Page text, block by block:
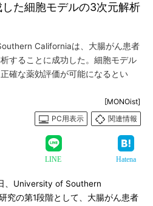
た細胞モデルの3次元解析
Californiaは、大腸がん患者
することに成功した。細胞モデル
確な薬効評価が可能になるとい
[MONOist]
PC用表示
関連情報
LINE Hatena
、University of Southern
究の第1段階として、大腸がん患者